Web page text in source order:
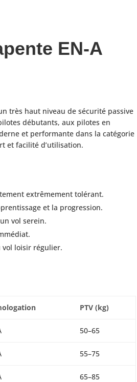
EN-A
très haut niveau de sécurité passive
débutants, aux pilotes en
et performante dans la catégorie
et facilité d’utilisation.
extrêmement tolérant.
et la progression.
vol serein.
vol loisir régulier.
PTV (kg)
50–65
55–75
65–85